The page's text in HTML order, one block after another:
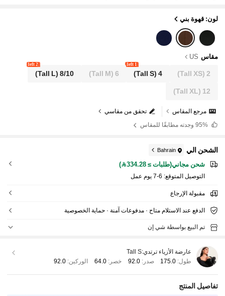
لون: قهوة بني
مقاس US
2
(Tall XS)
4
(Tall S)
1 left
6
(Tall M)
8/10
(Tall L)
2 left
12
(Tall XL)
تحقق من مقاسي
مرجع المقاس
وجدته مطابقًا للمقاس
الشحن الي Bahrain
شحن مجاني(طلبات ≥ 334.28)
التوصيل المتوقع: 6-7 يوم عمل
مقبولة الإرجاع
الدفع عند الاستلام متاح · مدفوعات آمنة · حماية الخصوصية
تم البيع بواسطة شي إن
عارضة الأزياء ترتدي:Tall S
طول: 175.0 صدر:92.0 خصر: 64.0 الوركين: 92.0
تفاصيل المنتج